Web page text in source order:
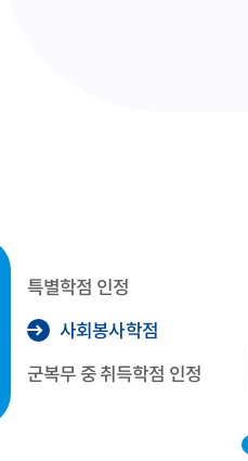
특별학점 인정
사회봉사학점
군복무 중 취득학점 인정